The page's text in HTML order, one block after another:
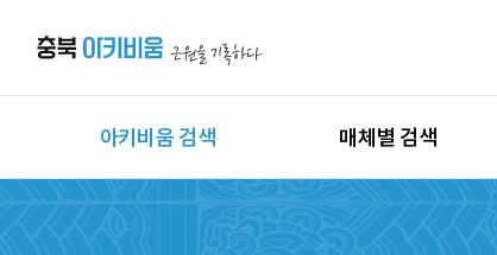
아키비움 검색
상세검색
매체별 검색
이미지